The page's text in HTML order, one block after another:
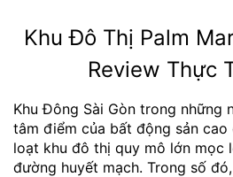
Khu Đô Thị Palm
Review Thực
Khu Đông Sài Gòn trong những
tâm điểm của bất động sản cao
loạt khu đô thị quy mô lớn mọc
đường huyết mạch. Trong số đó,